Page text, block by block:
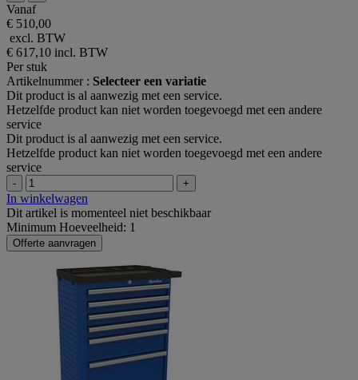
Vanaf
€ 510,00
excl. BTW
€ 617,10 incl. BTW
Per stuk
Artikelnummer : Selecteer een variatie
Dit product is al aanwezig met een service.
Hetzelfde product kan niet worden toegevoegd met een andere
service
Dit product is al aanwezig met een service.
Hetzelfde product kan niet worden toegevoegd met een andere
service
- +
In winkelwagen
Dit artikel is momenteel niet beschikbaar
Minimum Hoeveelheid: 1
Offerte aanvragen